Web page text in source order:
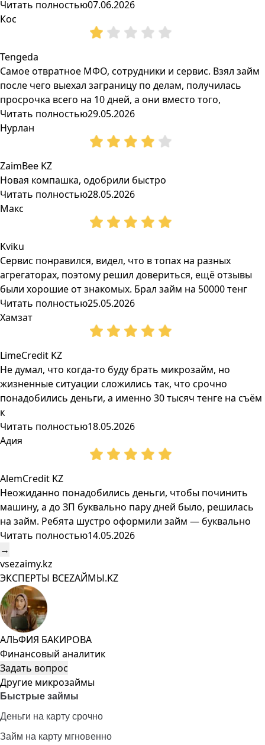
Читать полностью07.06.2026
Кос
Tengeda
Самое отвратное МФО, сотрудники и сервис. Взял займ
после чего выехал заграницу по делам, получилась
просрочка всего на 10 дней, а они вместо того,
Читать полностью29.05.2026
Нурлан
ZaimBee KZ
Новая компашка, одобрили быстро
Читать полностью28.05.2026
Макс
Kviku
Сервис понравился, видел, что в топах на разных
агрегаторах, поэтому решил довериться, ещё отзывы
были хорошие от знакомых. Брал займ на 50000 тенг
Читать полностью25.05.2026
Хамзат
LimeCredit KZ
Не думал, что когда-то буду брать микрозайм, но
жизненные ситуации сложились так, что срочно
понадобились деньги, а именно 30 тысяч тенге на съём
к
Читать полностью18.05.2026
Адия
AlemCredit KZ
Неожиданно понадобились деньги, чтобы починить
машину, а до ЗП буквально пару дней было, решилась
на займ. Ребята шустро оформили займ — буквально
Читать полностью14.05.2026
→
vsezaimy.kz
ЭКСПЕРТЫ ВСЕZAЙМЫ.KZ
АЛЬФИЯ БАКИРОВА
Финансовый аналитик
Задать вопрос
Другие микрозаймы
Быстрые займы
Деньги на карту срочно
Займ на карту мгновенно